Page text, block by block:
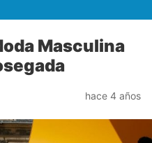
Masculina
hace 4 años